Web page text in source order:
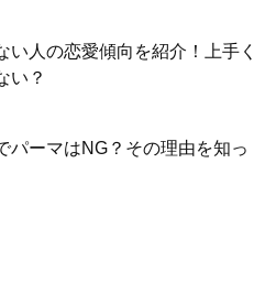
い人の恋愛傾向を紹介！上手く
い？
パーマはNG？その理由を知っ